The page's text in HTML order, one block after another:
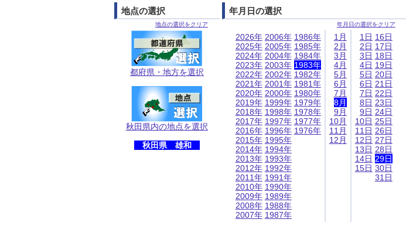
地点の選択
地点の選択をクリア
都府県・地方を選択
秋田県内の地点を選択
秋田県 雄和
年月日の選択
年月日の選択をクリア
2026年
2025年
2024年
2023年
2022年
2021年
2020年
2019年
2018年
2017年
2016年
2015年
2014年
2013年
2012年
2011年
2010年
2009年
2008年
2007年
2006年
2005年
2004年
2003年
2002年
2001年
2000年
1999年
1998年
1997年
1996年
1995年
1994年
1993年
1992年
1991年
1990年
1989年
1988年
1987年
1986年
1985年
1984年
1983年
1982年
1981年
1980年
1979年
1978年
1977年
1976年
1月
2月
3月
4月
5月
6月
7月
8月
9月
10月
11月
12月
1日
2日
3日
4日
5日
6日
7日
8日
9日
10日
11日
12日
13日
14日
15日
16日
17日
18日
19日
20日
21日
22日
23日
24日
25日
26日
27日
28日
29日
30日
31日